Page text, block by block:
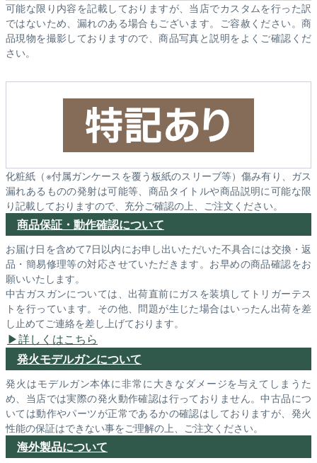
可能な限り内容を記載しておりますが、当店でカスタムを行った訳
ではないため、漏れのある場合もございます。ご容赦ください。商
品現物を撮影しておりますので、商品写真と説明をよくご確認くだ
さい。
化粧紙（※付属ガンケースを覆う板紙のスリーブ等）傷み有り、ガス
漏れあるものの発射は可能等、商品タイトルや商品説明に可能な限
り記載しておりますので、充分ご確認の上、ご注文ください。
商品保証・動作確認について
お届け日を含めて7日以内にお申し出いただいた不具合には交換・返
品・簡易修理等の対応させていただきます。お早めの商品確認をお
願いいたします。
中古ガスガンについては、出荷直前にガスを装填してトリガーテス
トを行っています。その他、問題が生じた場合はいったん出荷を差
し止めてご連絡を差し上げております。
詳しくはこちら
発火モデルガンについて
発火はモデルガン本体に非常に大きなダメージを与えてしまうた
め、当店では実際の発火動作確認は行っておりません。中古品につ
いては動作やパーツが正常であるかの確認はしておりますが、発火
性能の保証はできない事をご理解の上、ご注文ください。
海外製品について